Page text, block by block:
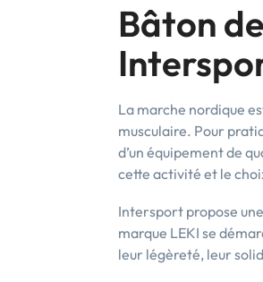
Bâton
La marche nordique
musculaire. Pour
d’un équipement de
cette activité et le
Intersport propose
marque LEKI se
leur légèreté, leur